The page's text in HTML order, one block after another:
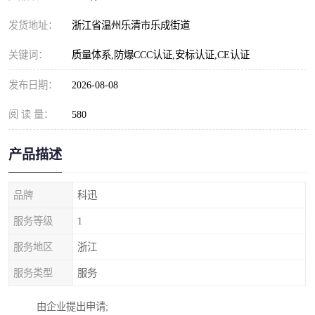
发货地址： 浙江省温州乐清市乐成街道
关键词： 质量体系,防爆CCC认证,安标认证,CE认证
发布日期： 2026-08-08
阅 读 量： 580
产品描述
品牌 科迅
服务等级 1
服务地区 浙江
服务类型 服务
由企业提出申请;